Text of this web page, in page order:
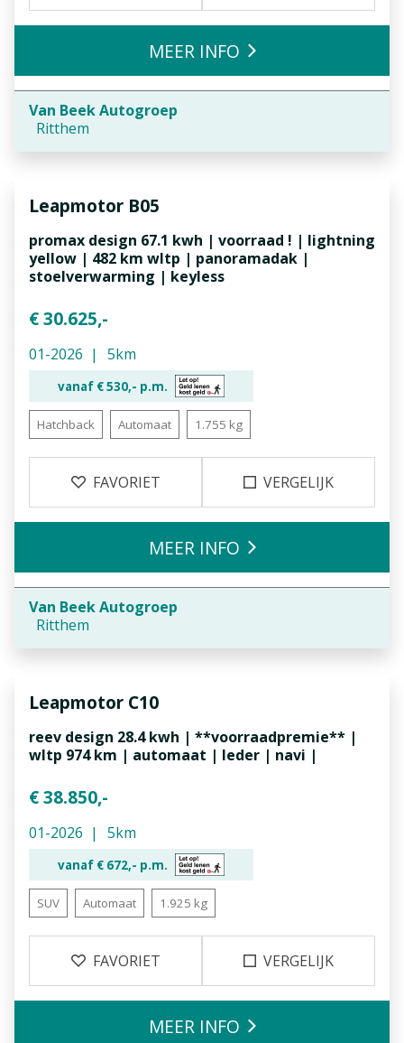
Van Beek Autogroep
Ritthem
MEER INFO
Leapmotor B05
promax design 67.1 kwh | voorraad ! | lightning
yellow | 482 km wltp | panoramadak |
stoelverwarming | keyless
€ 30.625,-
01-2026 5km
vanaf €530,- p.m.
Hatchback Automaat 1.755 kg
FAVORIET VERGELIJK
Van Beek Autogroep
Ritthem
MEER INFO
Leapmotor C10
reev design 28.4 kwh | **voorraadpremie** |
wltp 974 km | automaat | leder | navi |
€ 38.850,-
01-2026 5km
vanaf € 672,- p.m.
SUV Automaat 1.925 kg
FAVORIET VERGELIJK
MEER INFO